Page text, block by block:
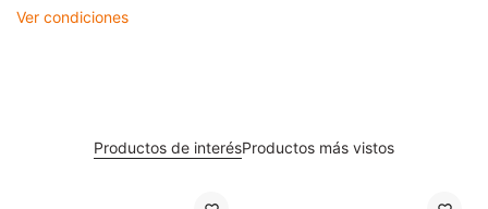
Ver condiciones
Productos de interésProductos más vistos